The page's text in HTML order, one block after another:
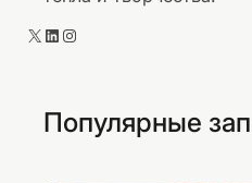
X LinkedIn Instagram
Популярные